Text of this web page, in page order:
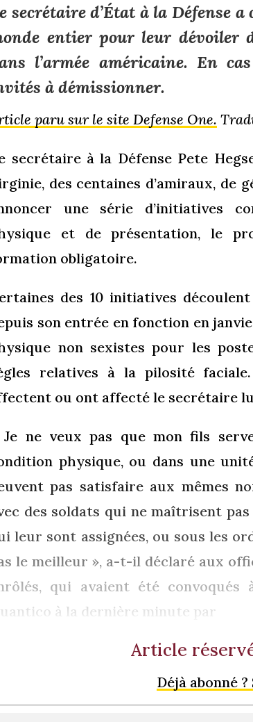
secrétaire d’État à la Défense
entier pour leur dévoiler
l’armée américaine. En
à démissionner.
paru sur le site Defense One.
secrétaire à la Défense Pete
des centaines d’amiraux, de
une série d’initiatives
et de présentation, le
obligatoire.
des 10 initiatives
son entrée en fonction en
non sexistes pour les
relatives à la pilosité
ou ont affecté le secrétaire
ne veux pas que mon fils
physique, ou dans une
pas satisfaire aux mêmes
des soldats qui ne maîtrisent
leur sont assignées, ou sous les
le meilleur », a-t-il déclaré aux
qui avaient été
à la dernière minute par
Article
Déjà abonné